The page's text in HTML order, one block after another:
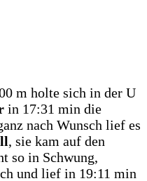
m holte sich in der U
in 17:31 min die
nach Wunsch lief es
, sie kam auf den
so in Schwung,
und lief in 19:11 min